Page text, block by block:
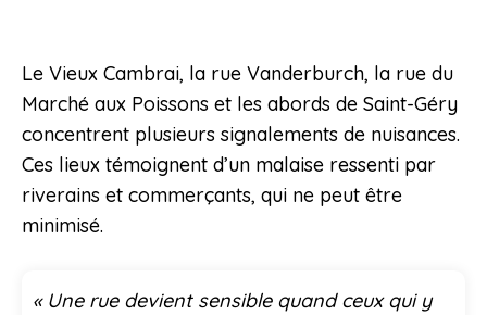
Le Vieux Cambrai, la rue Vanderburch, la rue du
Marché aux Poissons et les abords de Saint-Géry
concentrent plusieurs signalements de nuisances.
Ces lieux témoignent d’un malaise ressenti par
riverains et commerçants, qui ne peut être
minimisé.
« Une rue devient sensible quand ceux qui y